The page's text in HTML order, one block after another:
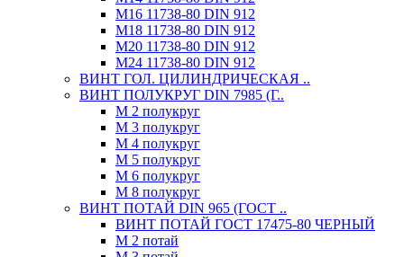
М16 11738-80 DIN 912
М18 11738-80 DIN 912
М20 11738-80 DIN 912
М24 11738-80 DIN 912
ВИНТ ГОЛ. ЦИЛИНДРИЧЕСКАЯ ..
ВИНТ ПОЛУКРУГ DIN 7985 (Г..
М 2 полукруг
М 3 полукруг
М 4 полукруг
М 5 полукруг
М 6 полукруг
М 8 полукруг
ВИНТ ПОТАЙ DIN 965 (ГОСТ ..
ВИНТ ПОТАЙ ГОСТ 17475-80 ЧЕРНЫЙ
М 2 потай